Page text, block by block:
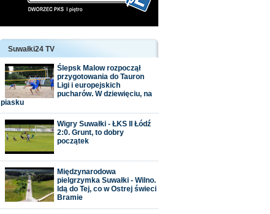
Suwałki24 TV
Ślepsk Malow rozpoczął
przygotowania do Tauron
Ligi i europejskich
pucharów. W dziewięciu, na
piasku
Wigry Suwałki - ŁKS II Łódź
2:0. Grunt, to dobry
początek
Międzynarodowa
pielgrzymka Suwałki - Wilno.
Idą do Tej, co w Ostrej świeci
Bramie